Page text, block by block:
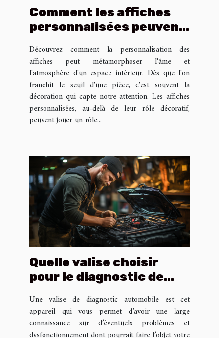
Comment les affiches
personnalisées peuvent
d'une pièce
Découvrez comment la personnalisation des
affiches peut métamorphoser l'âme et
l'atmosphère d'un espace intérieur. Dès que l'on
franchit le seuil d'une pièce, c'est souvent la
décoration qui capte notre attention. Les affiches
personnalisées, au-delà de leur rôle décoratif,
peuvent jouer un rôle...
Quelle valise choisir
pour le diagnostic de
Une valise de diagnostic automobile est cet
appareil qui vous permet d’avoir une large
connaissance sur d’éventuels problèmes et
dysfonctionnement dont pourrait faire l’objet votre